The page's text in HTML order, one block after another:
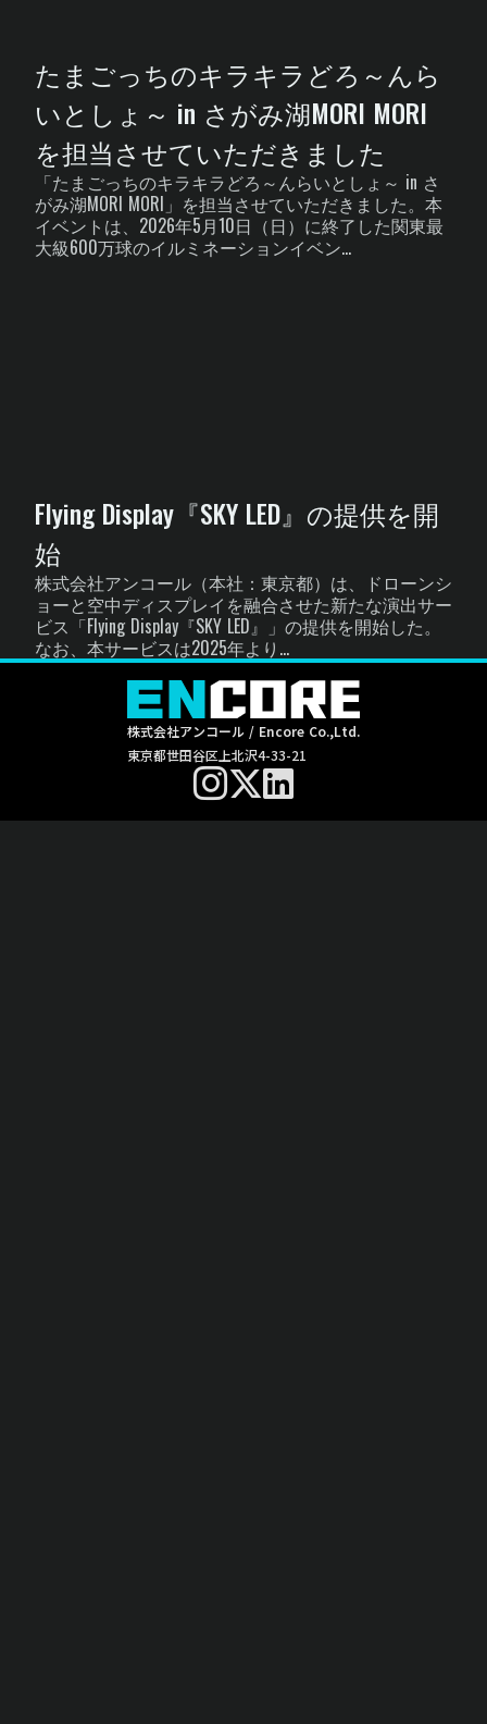
たまごっちのキラキラどろ～んら
いとしょ～ in さがみ湖MORI MORI
を担当させていただきました
「たまごっちのキラキラどろ～んらいとしょ～ in さ
がみ湖MORI MORI」を担当させていただきました。本
イベントは、2026年5月10日（日）に終了した関東最
大級600万球のイルミネーションイベン...
Flying Display『SKY LED』の提供を開
始
株式会社アンコール（本社：東京都）は、ドローンシ
ョーと空中ディスプレイを融合させた新たな演出サー
ビス「Flying Display『SKY LED』」の提供を開始した。
なお、本サービスは2025年より...
株式会社アンコール / Encore Co.,Ltd.
東京都世田谷区上北沢4-33-21